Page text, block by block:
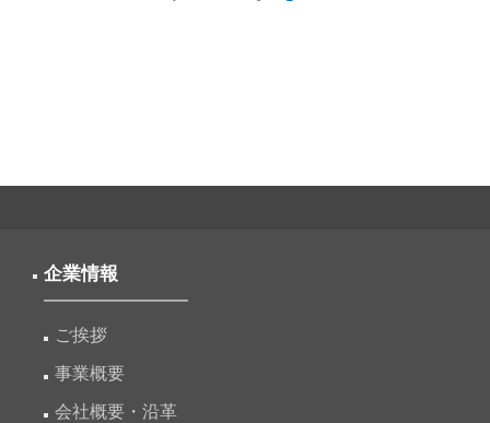
企業情報
ご挨拶
事業概要
会社概要・沿革